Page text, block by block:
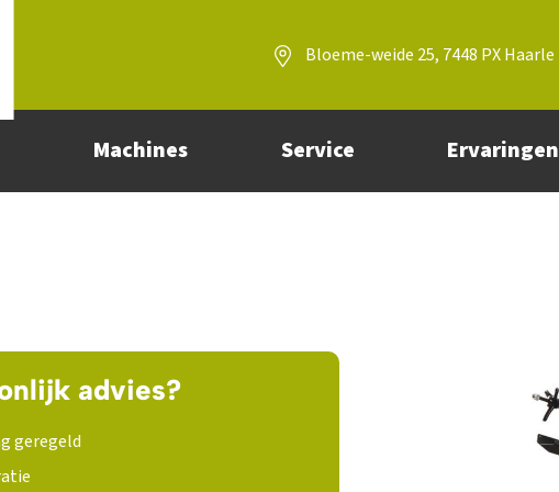
Bloeme-weide 25, 7448 PX Haarle
Machines Service Ervaringen
advies?
geregeld